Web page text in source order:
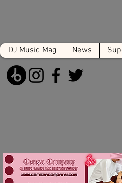
DJ Music Mag News